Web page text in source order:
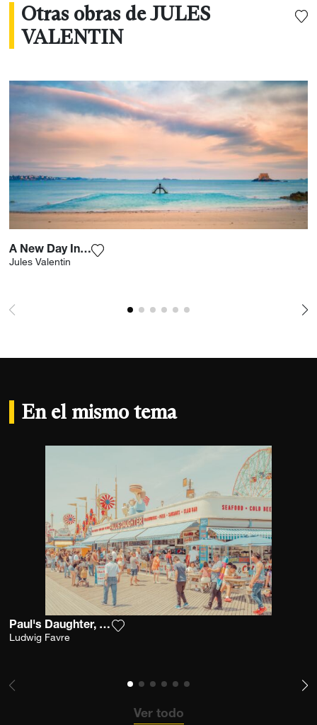
Otras obras de JULES
VALENTIN
A New Day In St Malo
Jules Valentin
En el mismo tema
Paul's Daughter, Coney Island
Ludwig Favre
Ver todo